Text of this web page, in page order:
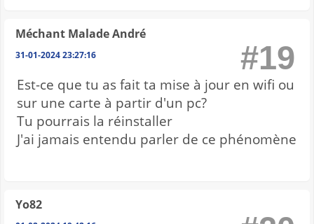
Méchant Malade André
31-01-2024 23:27:16 #19
Est-ce que tu as fait ta mise à jour en wifi ou
sur une carte à partir d'un pc?
Tu pourrais la réinstaller
J'ai jamais entendu parler de ce phénomène
Yo82